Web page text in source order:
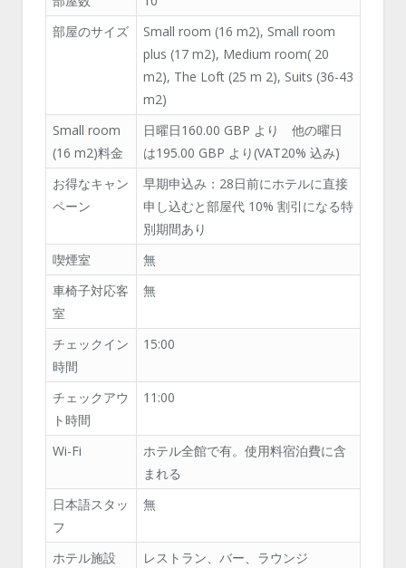
部屋のサイズ
Small room (16 m2), Small room
plus (17 m2), Medium room( 20
m2), The Loft (25 m 2), Suits (36-43
m2)
Small room
(16 m2)料金
日曜日160.00 GBP より 他の曜日
は195.00 GBP より(VAT20% 込み)
お得なキャン
ペーン
早期申込み：28日前にホテルに直接
申し込むと部屋代 10% 割引になる特
別期間あり
喫煙室
無
車椅子対応客
室
無
チェックイン
時間
15:00
チェックアウ
ト時間
11:00
Wi-Fi
ホテル全館で有。使用料宿泊費に含
まれる
日本語スタッ
フ
無
ホテル施設 レストラン、バー、ラウンジ